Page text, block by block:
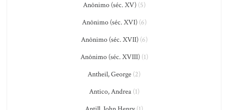
Anônimo (séc. XV)(5)
Anônimo (séc. XVI)(6)
Anônimo (séc. XVII)(6)
Anônimo (séc. XVIII)(1)
Antheil, George (2)
Antico, Andrea(1)